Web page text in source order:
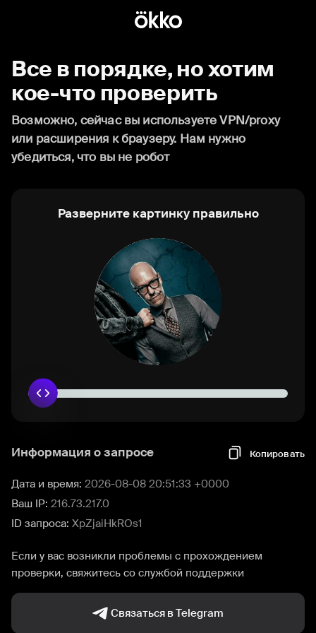
Все в порядке, но хотим
кое-что проверить
Возможно, сейчас вы используете VPN/proxy
или расширения к браузеру. Нам нужно
убедиться, что вы не робот
Разверните картинку правильно
Информация о запросе Копировать
Дата и время: 2026-08-08 20:51:33 +0000
Ваш IP: 216.73.217.0
ID запроса: XpZjaiHkROs1
Если у вас возникли проблемы с прохождением
проверки, свяжитесь со службой поддержки
Связаться в Telegram